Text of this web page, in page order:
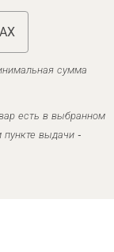
сумма
есть в выбранном
пункте выдачи -